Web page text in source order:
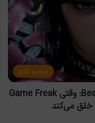
بررسی بازی
بررسی بازی Beast of Reincarnation: وقتی Game Freak
خلق می‌کند